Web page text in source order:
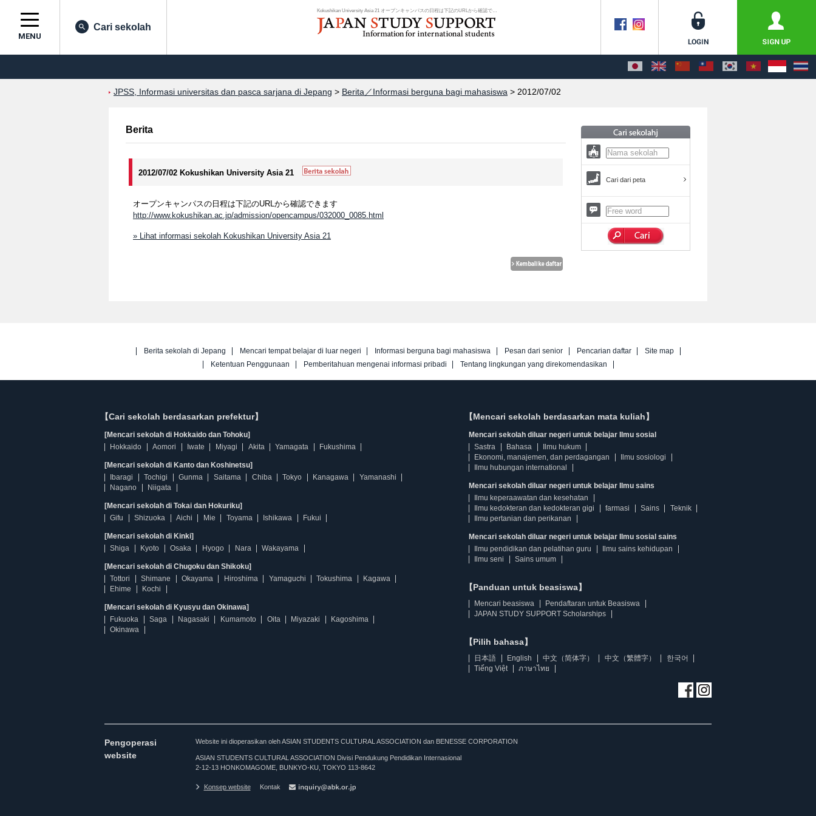
Kokushikan University Asia 21 オープンキャンパスの日程は下記のURLから確認でき...
MENU
Cari sekolah
JPSS, Informasi universitas dan pasca sarjana di Jepang > Berita／Informasi berguna bagi mahasiswa > 2012/07/02
Berita
2012/07/02 Kokushikan University Asia 21
オープンキャンパスの日程は下記のURLから確認できます
http://www.kokushikan.ac.jp/admission/opencampus/032000_0085.html
» Lihat informasi sekolah Kokushikan University Asia 21
Cari dari peta
Berita sekolah di Jepang Mencari tempat belajar di luar negeri Informasi berguna bagi mahasiswa Pesan dari senior Pencarian daftar
Site map
Ketentuan Penggunaan
Pemberitahuan mengenai informasi pribadi Tentang lingkungan yang direkomendasikan
【Cari sekolah berdasarkan prefektur】
[Mencari sekolah di Hokkaido dan Tohoku]
Hokkaido
Aomori Iwate Miyagi Akita Yamagata Fukushima
[Mencari sekolah di Kanto dan Koshinetsu]
Ibaragi
Tochigi Gunma Saitama Chiba Tokyo Kanagawa
Yamanashi
Nagano
Niigata
[Mencari sekolah di Tokai dan Hokuriku]
Gifu
Shizuoka Aichi Mie Toyama Ishikawa Fukui
[Mencari sekolah di Kinki]
Shiga
Kyoto Osaka Hyogo Nara Wakayama
[Mencari sekolah di Chugoku dan Shikoku]
Tottori
Shimane Okayama Hiroshima Yamaguchi Tokushima
Kagawa
Ehime
Kochi
[Mencari sekolah di Kyusyu dan Okinawa]
Fukuoka
Saga Nagasaki Kumamoto Oita Miyazaki
Kagoshima
Okinawa
【Mencari sekolah berdasarkan mata kuliah】
Mencari sekolah diluar negeri untuk belajar Ilmu sosial
Sastra
Bahasa
Ilmu hukum
Ekonomi, manajemen, dan perdagangan
Ilmu sosiologi
Ilmu hubungan international
Mencari sekolah diluar negeri untuk belajar Ilmu sains
Ilmu keperaawatan dan kesehatan
Ilmu kedokteran dan kedokteran gigi
farmasi Sains
Teknik
Ilmu pertanian dan perikanan
Mencari sekolah diluar negeri untuk belajar Ilmu sosial sains
Ilmu pendidikan dan pelatihan guru
Ilmu sains kehidupan
Ilmu seni
Sains umum
【Panduan untuk beasiswa】
Mencari beasiswa
Pendaftaran untuk Beasiswa
JAPAN STUDY SUPPORT Scholarships
【Pilih bahasa】
日本語 English 中文（简体字） 中文（繁體字）
한국어
Tiếng Việt
ภาษาไทย
Pengoperasi
website
Website ini dioperasikan oleh ASIAN STUDENTS CULTURAL ASSOCIATION dan BENESSE CORPORATION
ASIAN STUDENTS CULTURAL ASSOCIATION Divisi Pendukung Pendidikan Internasional
2-12-13 HONKOMAGOME, BUNKYO-KU, TOKYO 113-8642
Konsep website Kontak